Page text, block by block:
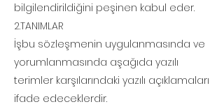
bilgilendirildiğini peşinen kabul eder.
2.TANIMLAR
İşbu sözleşmenin uygulanmasında ve
yorumlanmasında aşağıda yazılı
terimler karşılarındaki yazılı açıklamaları
ifade edeceklerdir.